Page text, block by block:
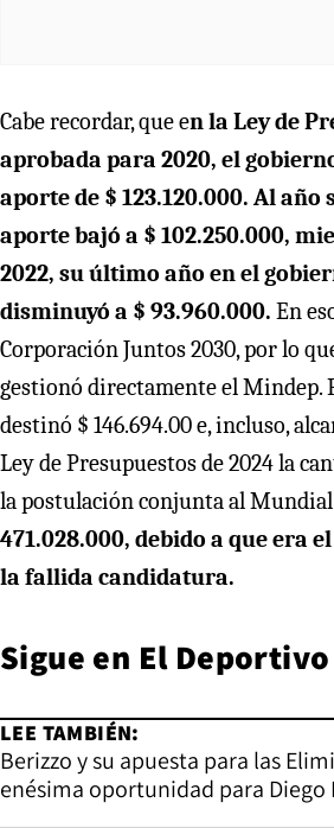
Cabe recordar, que en la Ley de
aprobada para 2020, el
aporte de $ 123.120.000. Al año
aporte bajó a $ 102.250.000,
2022, su último año en el
disminuyó a $ 93.960.000. En
Corporación Juntos 2030, por lo
gestionó directamente el Mindep.
destinó $ 146.694.00 e, incluso,
Ley de Presupuestos de 2024 la
la postulación conjunta al
471.028.000, debido a que era
la fallida candidatura.
Sigue en El Deportivo
LEE TAMBIÉN:
Berizzo y su apuesta para las
enésima oportunidad para Diego